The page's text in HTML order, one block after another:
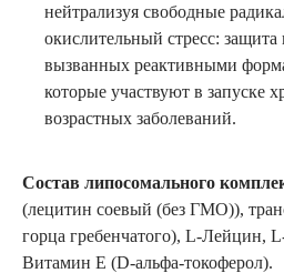
нейтрализуя свободные
окислительный стресс:
вызванных реактивными
которые участвуют в запуске
возрастных заболеваний.
Состав липосомального
(лецитин соевый (без ГМО)),
горца гребенчатого), L-Лейцин,
Витамин Е (D-альфа-токоферол).